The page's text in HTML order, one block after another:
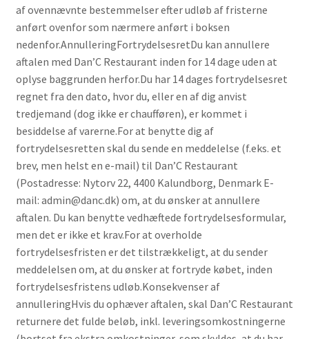
af ovennævnte bestemmelser efter udløb af fristerne
anført ovenfor som nærmere anført i boksen
nedenfor.AnnulleringFortrydelsesretDu kan annullere
aftalen med Dan’C Restaurant inden for 14 dage uden at
oplyse baggrunden herfor.Du har 14 dages fortrydelsesret
regnet fra den dato, hvor du, eller en af dig anvist
tredjemand (dog ikke er chaufføren), er kommet i
besiddelse af varerne.For at benytte dig af
fortrydelsesretten skal du sende en meddelelse (f.eks. et
brev, men helst en e-mail) til Dan’C Restaurant
(Postadresse: Nytorv 22, 4400 Kalundborg, Denmark E-
mail: admin@danc.dk) om, at du ønsker at annullere
aftalen. Du kan benytte vedhæftede fortrydelsesformular,
men det er ikke et krav.For at overholde
fortrydelsesfristen er det tilstrækkeligt, at du sender
meddelelsen om, at du ønsker at fortryde købet, inden
fortrydelsesfristens udløb.Konsekvenser af
annulleringHvis du ophæver aftalen, skal Dan’C Restaurant
returnere det fulde beløb, inkl. leveringsomkostningerne